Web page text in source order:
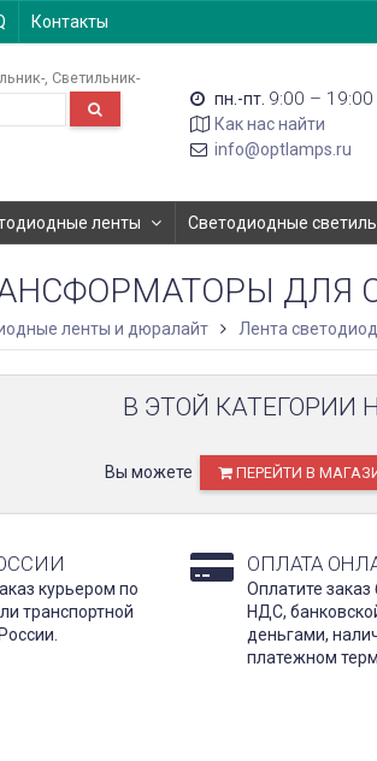
Контакты
Светильник-
пн.-пт. 9:00 – 19:00
Как нас найти
info@optlamps.ru
ленты Светодиодные
ДЛЯ
ленты и дюралайт Лента
В ЭТОЙ КАТЕГОРИИ
Вы можете ПЕРЕЙТИ В
курьером по
транспортной
ОПЛАТА
Оплатите
НДС,
деньгами,
платежном